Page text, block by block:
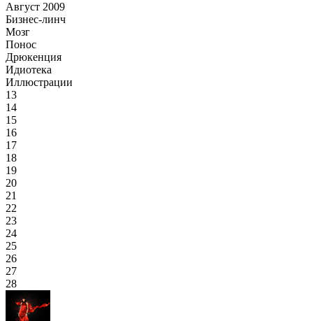
Август 2009
Бизнес-линч
Мозг
Понос
Дрюкенция
Идиотека
Иллюстрации
13
14
15
16
17
18
19
20
21
22
23
24
25
26
27
28